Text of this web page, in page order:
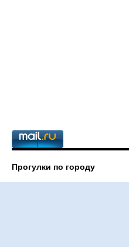
Прогулки по городу